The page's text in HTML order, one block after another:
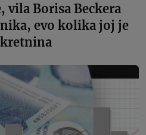
Borisa Beckera
evo kolika joj je